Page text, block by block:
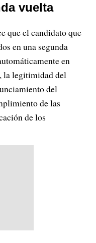
vuelta
que el candidato que
en una segunda
en
la legitimidad del
del
de las
de los